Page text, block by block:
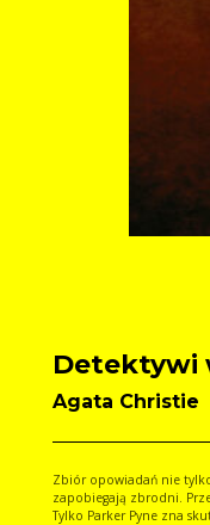
Detektywi
Agata Christie
Zbiór opowiadań nie
zapobiegają zbrodni.
Tylko Parker Pyne zna